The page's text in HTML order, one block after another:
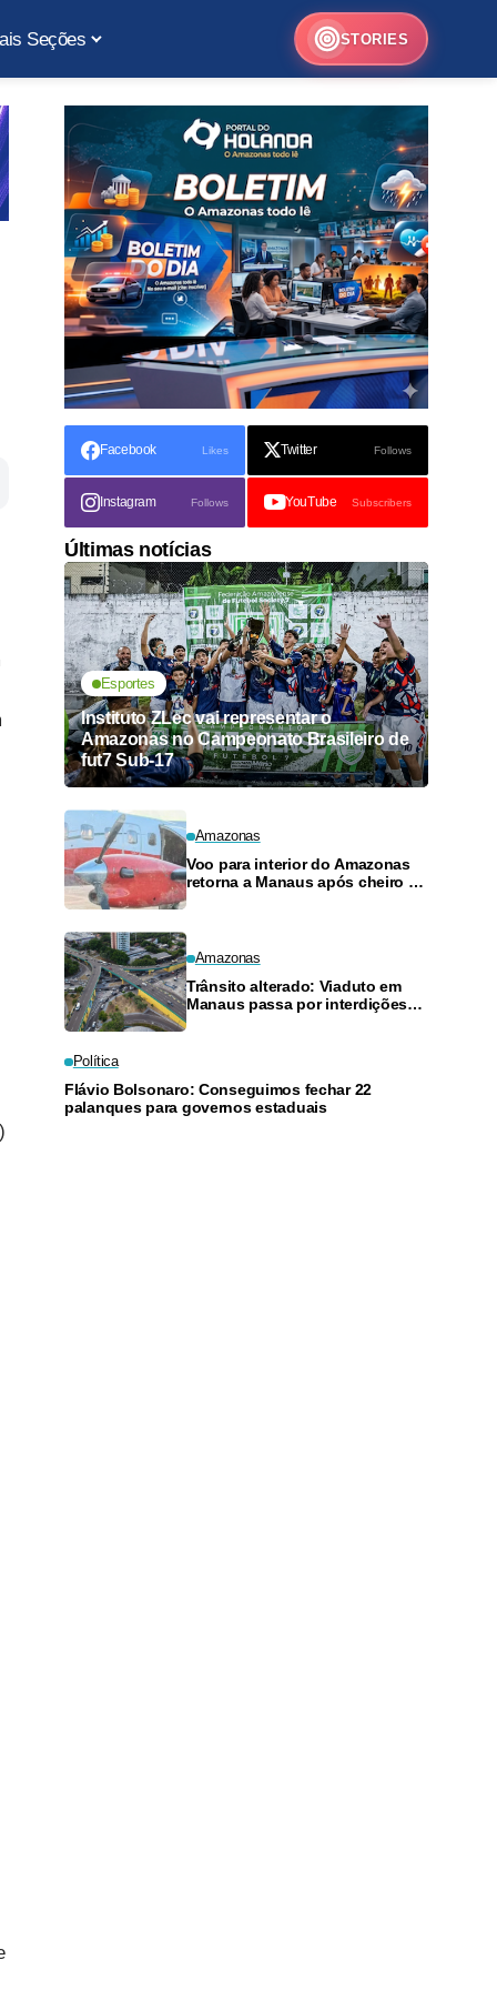
Seções STORIES
Facebook Likes Twitter Follows
Instagram Follows YouTube Subscribers
Últimas notícias
Esportes
Instituto ZLec vai representar o
Amazonas no Campeonato Brasileiro de
fut7 Sub-17
Amazonas
Voo para interior do Amazonas
retorna a Manaus após cheiro de
Amazonas
Trânsito alterado: Viaduto em
Manaus passa por interdições
Política
Flávio Bolsonaro: Conseguimos fechar 22
palanques para governos estaduais